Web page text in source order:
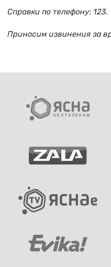
Справки по телефону:
Приносим извинения за